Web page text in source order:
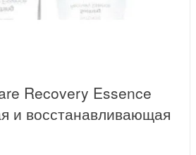
Recovery Essence
и восстанавливающая